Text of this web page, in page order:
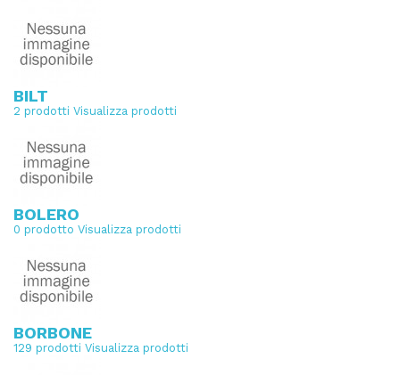
BILT
2 prodotti Visualizza prodotti
BOLERO
0 prodotto Visualizza prodotti
BORBONE
129 prodotti Visualizza prodotti